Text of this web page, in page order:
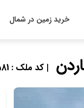
خرید زمین در شمال
| کد ملک : 901581